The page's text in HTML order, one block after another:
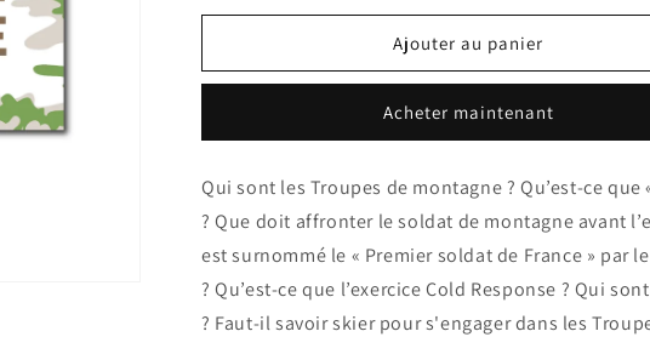
Ajouter au panier
Acheter maintenant
Qui sont les Troupes de montagne ? Qu’est-ce que
? Que doit affronter le soldat de montagne avant
est surnommé le « Premier soldat de France » par
? Qu’est-ce que l’exercice Cold Response ? Qui
? Faut-il savoir skier pour s'engager dans les